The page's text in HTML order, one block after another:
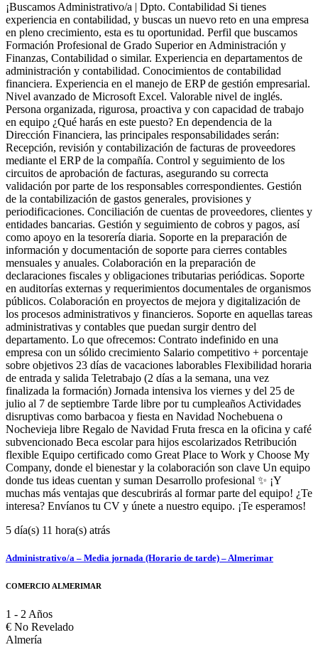
¡Buscamos Administrativo/a | Dpto. Contabilidad Si tienes
experiencia en contabilidad, y buscas un nuevo reto en una empresa
en pleno crecimiento, esta es tu oportunidad. Perfil que buscamos
Formación Profesional de Grado Superior en Administración y
Finanzas, Contabilidad o similar. Experiencia en departamentos de
administración y contabilidad. Conocimientos de contabilidad
financiera. Experiencia en el manejo de ERP de gestión empresarial.
Nivel avanzado de Microsoft Excel. Valorable nivel de inglés.
Persona organizada, rigurosa, proactiva y con capacidad de trabajo
en equipo ¿Qué harás en este puesto? En dependencia de la
Dirección Financiera, las principales responsabilidades serán:
Recepción, revisión y contabilización de facturas de proveedores
mediante el ERP de la compañía. Control y seguimiento de los
circuitos de aprobación de facturas, asegurando su correcta
validación por parte de los responsables correspondientes. Gestión
de la contabilización de gastos generales, provisiones y
periodificaciones. Conciliación de cuentas de proveedores, clientes y
entidades bancarias. Gestión y seguimiento de cobros y pagos, así
como apoyo en la tesorería diaria. Soporte en la preparación de
información y documentación de soporte para cierres contables
mensuales y anuales. Colaboración en la preparación de
declaraciones fiscales y obligaciones tributarias periódicas. Soporte
en auditorías externas y requerimientos documentales de organismos
públicos. Colaboración en proyectos de mejora y digitalización de
los procesos administrativos y financieros. Soporte en aquellas tareas
administrativas y contables que puedan surgir dentro del
departamento. Lo que ofrecemos: Contrato indefinido en una
empresa con un sólido crecimiento Salario competitivo + porcentaje
sobre objetivos 23 días de vacaciones laborables Flexibilidad horaria
de entrada y salida Teletrabajo (2 días a la semana, una vez
finalizada la formación) Jornada intensiva los viernes y del 25 de
julio al 7 de septiembre Tarde libre por tu cumpleaños Actividades
disruptivas como barbacoa y fiesta en Navidad Nochebuena o
Nochevieja libre Regalo de Navidad Fruta fresca en la oficina y café
subvencionado Beca escolar para hijos escolarizados Retribución
flexible Equipo certificado como Great Place to Work y Choose My
Company, donde el bienestar y la colaboración son clave Un equipo
donde tus ideas cuentan y suman Desarrollo profesional ✨ ¡Y
muchas más ventajas que descubrirás al formar parte del equipo! ¿Te
interesa? Envíanos tu CV y únete a nuestro equipo. ¡Te esperamos!
5 día(s) 11 hora(s) atrás
Administrativo/a – Media jornada (Horario de tarde) – Almerimar
COMERCIO ALMERIMAR
1 - 2 Años
€ No Revelado
Almería